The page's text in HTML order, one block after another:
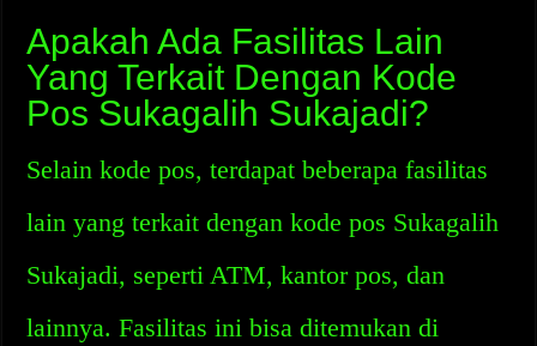
Apakah Ada Fasilitas Lain
Yang Terkait Dengan Kode
Pos Sukagalih Sukajadi?
Selain kode pos, terdapat beberapa fasilitas
lain yang terkait dengan kode pos Sukagalih
Sukajadi, seperti ATM, kantor pos, dan
lainnya. Fasilitas ini bisa ditemukan di